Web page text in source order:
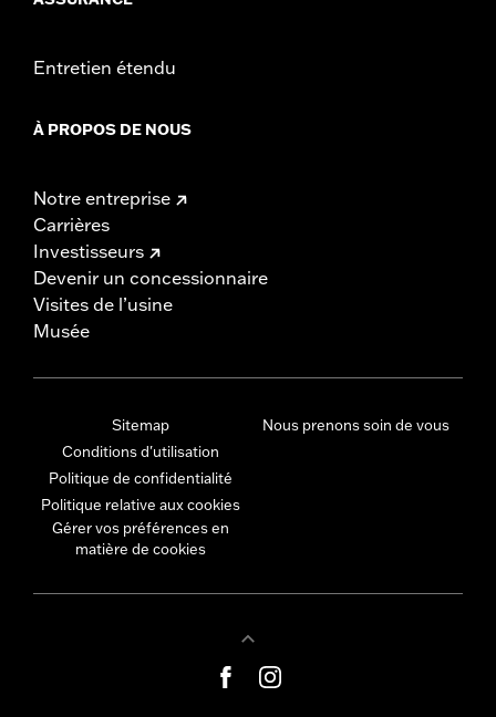
Entretien étendu
À PROPOS DE NOUS
Notre entreprise
Carrières
Investisseurs
Devenir un concessionnaire
Visites de l’usine
Musée
Sitemap
Conditions d'utilisation
Politique de confidentialité
Politique relative aux cookies
Gérer vos préférences en
matière de cookies
Nous prenons soin de vous